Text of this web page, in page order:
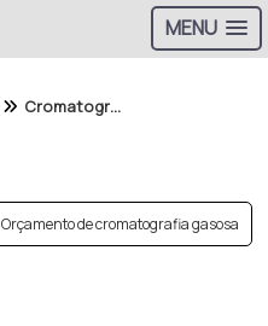
MENU
Cromatografia líquida hplc
Orçamento de cromatografia gasosa